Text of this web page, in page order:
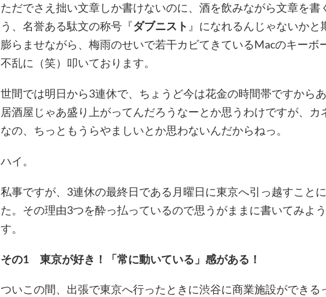
ただでさえ拙い文章しか書けないのに、酒を飲みながら文章を書
う、名誉ある駄文の称号『ダブニスト 』になれるんじゃないかと
膨らませながら、梅雨のせいで若干カビてきているMacのキーボ
不乱に（笑）叩いております。
世間では明日から3連休で、ちょうど今は花金の時間帯ですから
居酒屋じゃあ盛り上がってんだろうなーとか思うわけですが、カ
なの、ちっともうらやましいとか思わないんだからねっ。
ハイ。
私事ですが、3連休の最終日である月曜日に東京へ引っ越すこと
た。その理由3つを酔っ払っているので思うがままに書いてみよ
す。
その1 東京が好き！「常に動いている」感がある！
ついこの間、出張で東京へ行ったときに渋谷に商業施設ができる